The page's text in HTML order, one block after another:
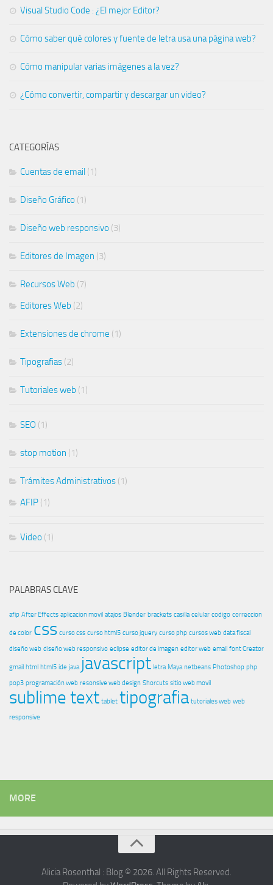
Visual Studio Code : ¿El mejor Editor?
Cómo saber qué colores y fuente de letra usa una página web?
Cómo manipular varias imágenes a la vez?
¿Cómo convertir, compartir y descargar un video?
CATEGORÍAS
Cuentas de email (1)
Diseño Gráfico (1)
Diseño web responsivo (3)
Editores de Imagen (3)
Recursos Web (7)
Editores Web (2)
Extensiones de chrome (1)
Tipografias (2)
Tutoriales web (1)
SEO (1)
stop motion (1)
Trámites Administrativos (1)
AFIP (1)
Video (1)
PALABRAS CLAVE
afip After Effects aplicacion movil atajos Blender brackets casilla celular codigo correccion
de color css curso css curso html5 curso jquery curso php cursos web data fiscal
diseño web diseño web responsivo eclipse editor de imagen editor web email font Creator
gmail html html5 ide java javascript letra Maya netbeans Photoshop php
pop3 programación web resonsive web design Shorcuts sitio web movil
sublime text tablet tipografia tutoriales web web
responsive
MORE
Alicia Rosenthal : Blog © 2026. All Rights Reserved.